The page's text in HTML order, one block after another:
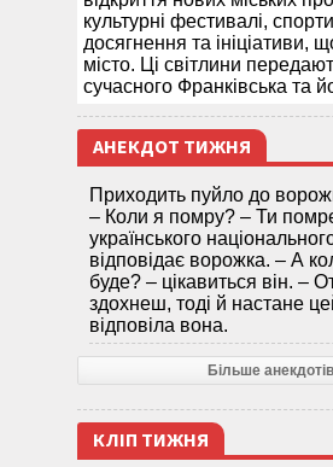
культурні фестивалі,
досягнення та ініціативи,
місто. Ці світлини
сучасного Франківська та
АНЕКДОТ ТИЖНЯ
Приходить пуйло до
– Коли я помру? – Ти
українського
відповідає ворожка. – А
буде? – цікавиться він. –
здохнеш, тоді й настане
відповіла вона.
Більше анекдотів
КЛІП ТИЖНЯ